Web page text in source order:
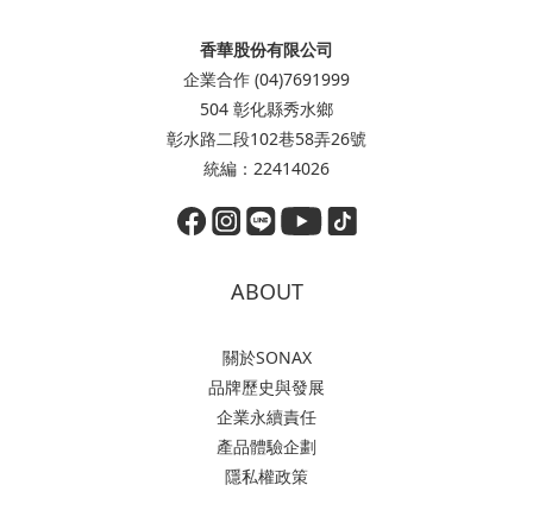
香華股份有限公司
企業合作 (04)7691999
504 彰化縣秀水鄉
彰水路二段102巷58弄26號
統編：22414026
ABOUT
關於SONAX
品牌歷史與發展
企業永續責任
產品體驗企劃
隱私權政策